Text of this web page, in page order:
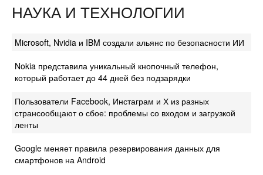
НАУКА И ТЕХНОЛОГИИ
Microsoft, Nvidia и IBM создали альянс по безопасности ИИ
Nokia представила уникальный кнопочный телефон,
который работает до 44 дней без подзарядки
Пользователи Facebook, Инстаграм и Х из разных
странсообщают о сбое: проблемы со входом и загрузкой
ленты
Google меняет правила резервирования данных для
смартфонов на Android